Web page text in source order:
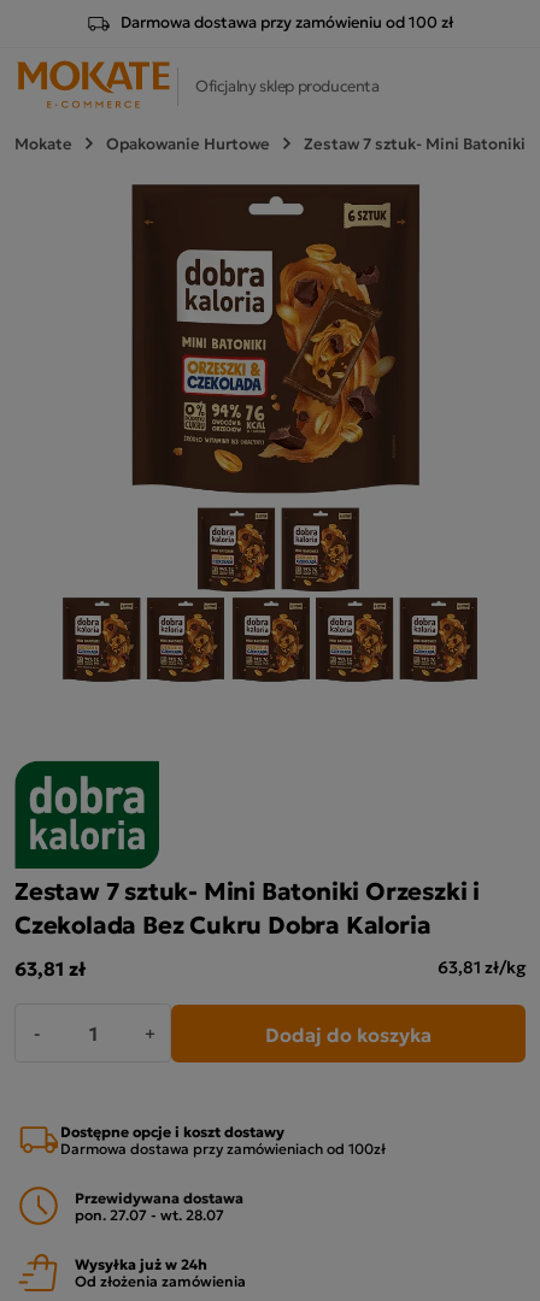
Darmowa dostawa przy zamówieniu od 100 zł
Oficjalny sklep producenta
Mokate Opakowanie Hurtowe Zestaw 7 sztuk- Mini Batoniki
Zestaw 7 sztuk- Mini Batoniki Orzeszki i
Czekolada Bez Cukru Dobra Kaloria
63,81 zł 63,81 zł/kg
- + Dodaj do koszyka
Dostępne opcje i koszt dostawy
Darmowa dostawa przy zamówieniach od 100zł
Przewidywana dostawa
pon. 27.07 - wt. 28.07
Wysyłka już w 24h
Od złożenia zamówienia